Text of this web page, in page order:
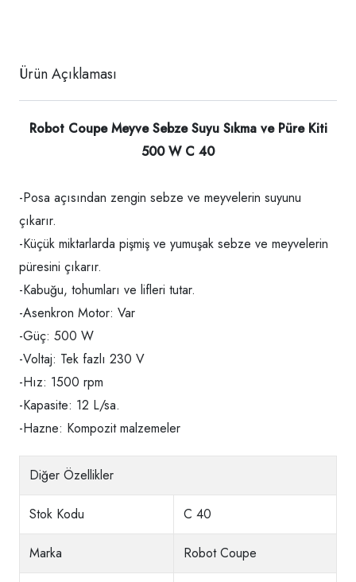
Ürün Açıklaması
Robot Coupe Meyve Sebze Suyu Sıkma ve Püre Kiti
500 W C 40
-Posa açısından zengin sebze ve meyvelerin suyunu
çıkarır.
-Küçük miktarlarda pişmiş ve yumuşak sebze ve meyvelerin
püresini çıkarır.
-Kabuğu, tohumları ve lifleri tutar.
-Asenkron Motor: Var
-Güç: 500 W
-Voltaj: Tek fazlı 230 V
-Hız: 1500 rpm
-Kapasite: 12 L/sa.
-Hazne: Kompozit malzemeler
Diğer Özellikler
Stok Kodu C 40
Marka Robot Coupe